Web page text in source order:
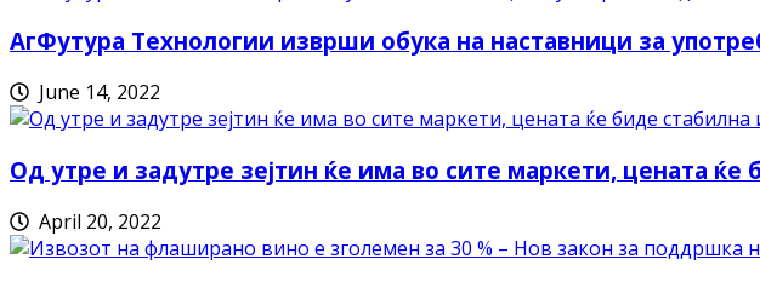
АгФутура Технологии изврши обука на наставници за
June 14, 2022
Од утре и задутре зејтин ќе има во сите маркети, цената
April 20, 2022